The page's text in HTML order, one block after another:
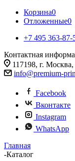
Корзина0
Отложенные0
+7 495 363-87-
Контактная
117198, г.
info@premium-
Facebook
Вконтакте
Instagram
WhatsApp
Главная
-Каталог